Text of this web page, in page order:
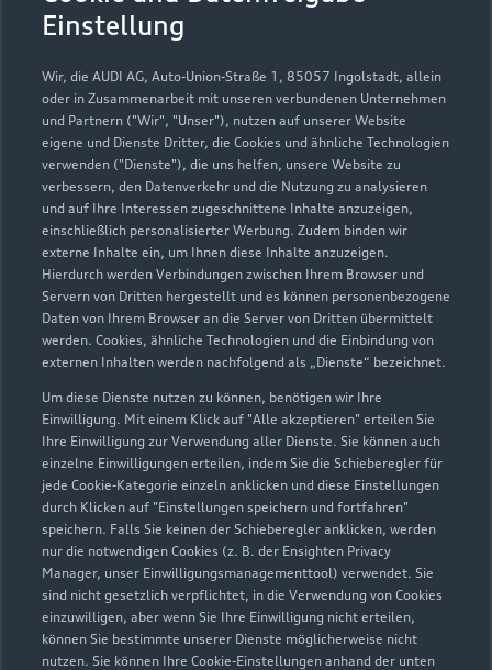
Einstellung
Wir, die AUDI AG, Auto-Union-Straße 1, 85057 Ingolstadt, allein
oder in Zusammenarbeit mit unseren verbundenen Unternehmen
und Partnern ("Wir", "Unser"), nutzen auf unserer Website
eigene und Dienste Dritter, die Cookies und ähnliche Technologien
verwenden ("Dienste"), die uns helfen, unsere Website zu
verbessern, den Datenverkehr und die Nutzung zu analysieren
und auf Ihre Interessen zugeschnittene Inhalte anzuzeigen,
einschließlich personalisierter Werbung. Zudem binden wir
externe Inhalte ein, um Ihnen diese Inhalte anzuzeigen.
Hierdurch werden Verbindungen zwischen Ihrem Browser und
Servern von Dritten hergestellt und es können personenbezogene
Daten von Ihrem Browser an die Server von Dritten übermittelt
werden. Cookies, ähnliche Technologien und die Einbindung von
externen Inhalten werden nachfolgend als „Dienste“ bezeichnet.
Um diese Dienste nutzen zu können, benötigen wir Ihre
Einwilligung. Mit einem Klick auf "Alle akzeptieren" erteilen Sie
Ihre Einwilligung zur Verwendung aller Dienste. Sie können auch
einzelne Einwilligungen erteilen, indem Sie die Schieberegler für
jede Cookie-Kategorie einzeln anklicken und diese Einstellungen
durch Klicken auf "Einstellungen speichern und fortfahren"
speichern. Falls Sie keinen der Schieberegler anklicken, werden
nur die notwendigen Cookies (z. B. der Ensighten Privacy
Manager, unser Einwilligungsmanagementtool) verwendet. Sie
sind nicht gesetzlich verpflichtet, in die Verwendung von Cookies
einzuwilligen, aber wenn Sie Ihre Einwilligung nicht erteilen,
können Sie bestimmte unserer Dienste möglicherweise nicht
nutzen. Sie können Ihre Cookie-Einstellungen anhand der unten
Geschlossen ,öffnet am Montag 08:00
Service
Geschlossen,öffnet am Montag 06:30
Zur Inspektion